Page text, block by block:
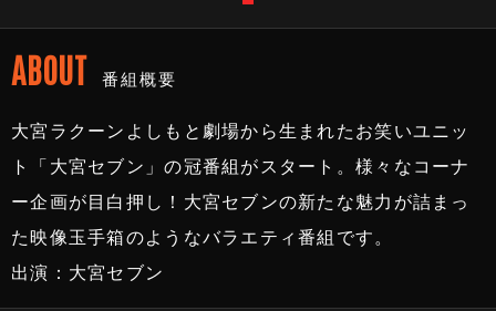
ABOUT 番組概要
大宮ラクーンよしもと劇場から生まれたお笑いユニッ
ト「大宮セブン」の冠番組がスタート。様々なコーナ
ー企画が目白押し！大宮セブンの新たな魅力が詰まっ
た映像玉手箱のようなバラエティ番組です。
出演：大宮セブン